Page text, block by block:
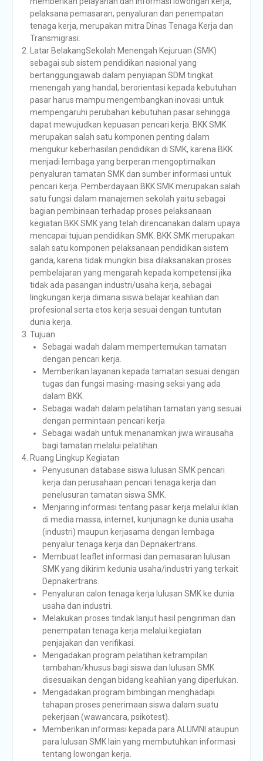
pelaksana pemasaran, penyaluran dan penempatan
tenaga kerja, merupakan mitra Dinas Tenaga Kerja dan
Transmigrasi.
Latar BelakangSekolah Menengah Kejuruan (SMK)
sebagai sub sistem pendidikan nasional yang
bertanggungjawab dalam penyiapan SDM tingkat
menengah yang handal, berorientasi kepada kebutuhan
pasar harus mampu mengembangkan inovasi untuk
mempengaruhi perubahan kebutuhan pasar sehingga
dapat mewujudkan kepuasan pencari kerja. BKK SMK
merupakan salah satu komponen penting dalam
mengukur keberhasilan pendidikan di SMK, karena BKK
menjadi lembaga yang berperan mengoptimalkan
penyaluran tamatan SMK dan sumber informasi untuk
pencari kerja. Pemberdayaan BKK SMK merupakan salah
satu fungsi dalam manajemen sekolah yaitu sebagai
bagian pembinaan terhadap proses pelaksanaan
kegiatan BKK SMK yang telah direncanakan dalam upaya
mencapai tujuan pendidikan SMK. BKK SMK merupakan
salah satu komponen pelaksanaan pendidikan sistem
ganda, karena tidak mungkin bisa dilaksanakan proses
pembelajaran yang mengarah kepada kompetensi jika
tidak ada pasangan industri/usaha kerja, sebagai
lingkungan kerja dimana siswa belajar keahlian dan
profesional serta etos kerja sesuai dengan tuntutan
dunia kerja.
Tujuan
Sebagai wadah dalam mempertemukan tamatan
dengan pencari kerja.
Memberikan layanan kepada tamatan sesuai dengan
tugas dan fungsi masing-masing seksi yang ada
dalam BKK.
Sebagai wadah dalam pelatihan tamatan yang sesuai
dengan permintaan pencari kerja
Sebagai wadah untuk menanamkan jiwa wirausaha
bagi tamatan melalui pelatihan.
Ruang Lingkup Kegiatan
Penyusunan database siswa lulusan SMK pencari
kerja dan perusahaan pencari tenaga kerja dan
penelusuran tamatan siswa SMK.
Menjaring informasi tentang pasar kerja melalui iklan
di media massa, internet, kunjunagn ke dunia usaha
(industri) maupun kerjasama dengan lembaga
penyalur tenaga kerja dan Depnakertrans.
Membuat leaflet informasi dan pemasaran lulusan
SMK yang dikirim kedunia usaha/industri yang terkait
Depnakertrans.
Penyaluran calon tenaga kerja lulusan SMK ke dunia
usaha dan industri.
Melakukan proses tindak lanjut hasil pengiriman dan
penempatan tenaga kerja melalui kegiatan
penjajakan dan verifikasi.
Mengadakan program pelatihan ketrampilan
tambahan/khusus bagi siswa dan lulusan SMK
disesuaikan dengan bidang keahlian yang diperlukan.
Mengadakan program bimbingan menghadapi
tahapan proses penerimaan siswa dalam suatu
pekerjaan (wawancara, psikotest).
Memberikan informasi kepada para ALUMNI ataupun
para lulusan SMK lain yang membutuhkan informasi
tentang lowongan kerja.